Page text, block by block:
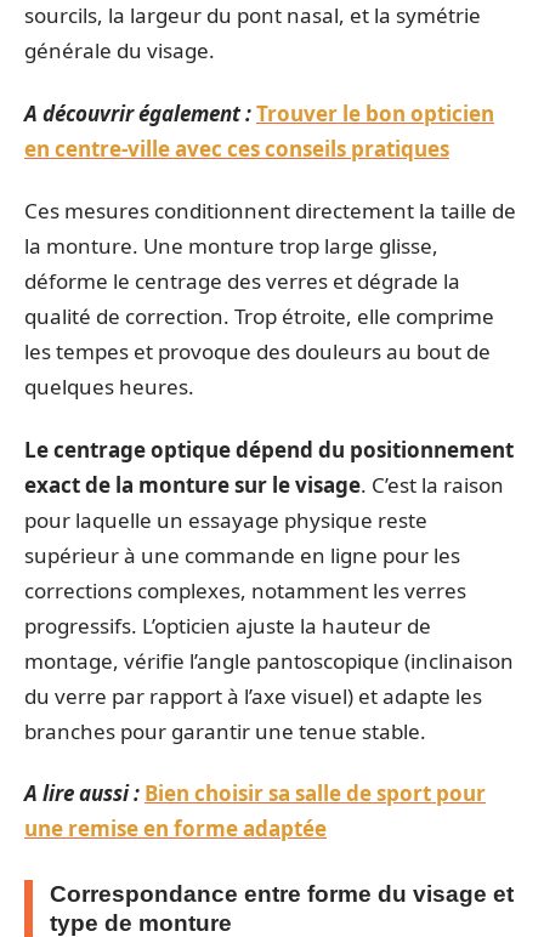
sourcils, la largeur du pont nasal, et la symétrie
générale du visage.
A découvrir également :Trouver le bon opticien
en centre-ville avec ces conseils pratiques
Ces mesures conditionnent directement la taille de
la monture. Une monture trop large glisse,
déforme le centrage des verres et dégrade la
qualité de correction. Trop étroite, elle comprime
les tempes et provoque des douleurs au bout de
quelques heures.
Le centrage optique dépend du positionnement
exact de la monture sur le visage. C’est la raison
pour laquelle un essayage physique reste
supérieur à une commande en ligne pour les
corrections complexes, notamment les verres
progressifs. L’opticien ajuste la hauteur de
montage, vérifie l’angle pantoscopique (inclinaison
du verre par rapport à l’axe visuel) et adapte les
branches pour garantir une tenue stable.
A lire aussi : Bien choisir sa salle de sport pour
une remise en forme adaptée
Correspondance entre forme du visage et
type de monture